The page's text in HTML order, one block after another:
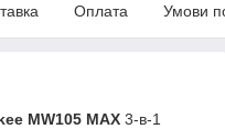
Оплата Умови
MW105 MAX 3-в-1